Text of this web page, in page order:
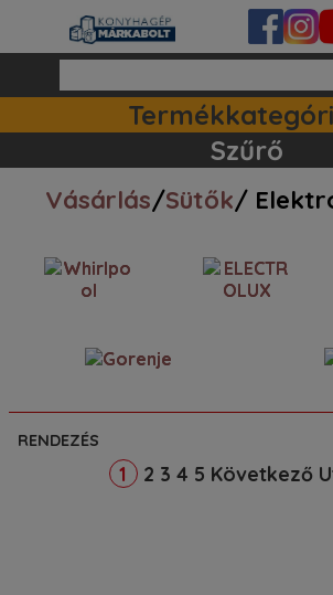
Szűrő
Vásárlás/Sütők/
RENDEZÉS
1 2 3 4 5 Következő